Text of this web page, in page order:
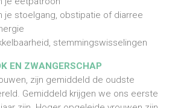
je stoelgang, obstipatie of diarree
stemmingswisselingen
EN ZWANGERSCHAP
zijn gemiddeld de oudste
Gemiddeld krijgen we ons eerste